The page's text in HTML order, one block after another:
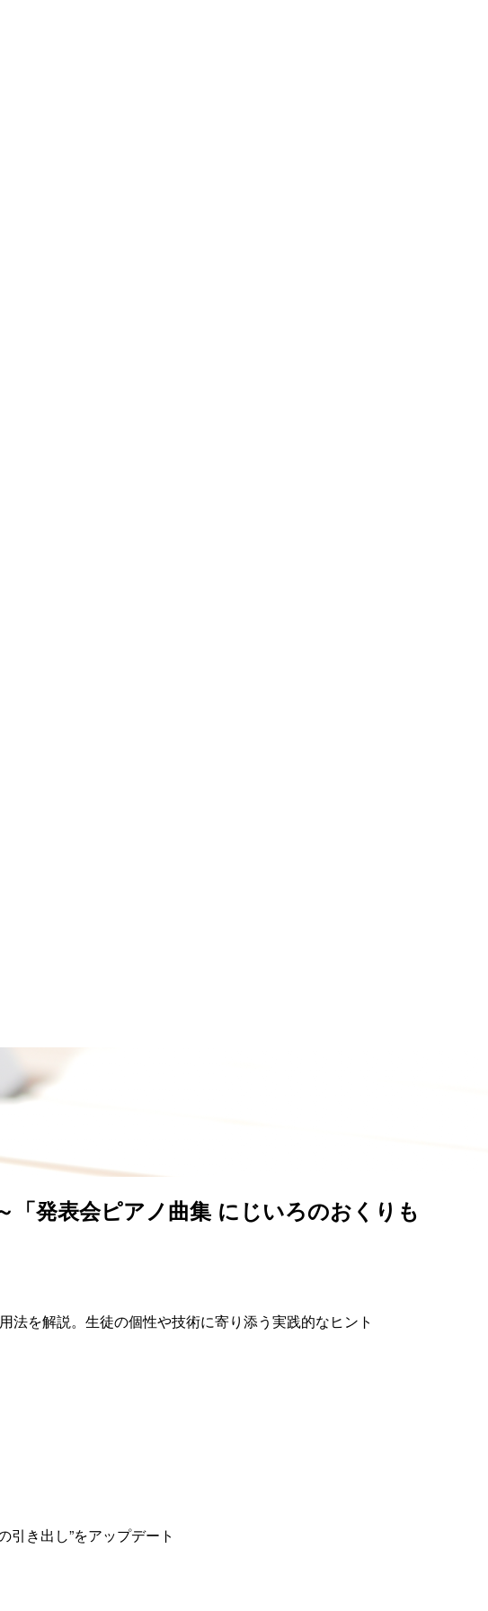
発表会ピアノ曲集 にじいろのおくりも
法を解説。生徒の個性や技術に寄り添う実践的なヒント
き出し”をアップデート